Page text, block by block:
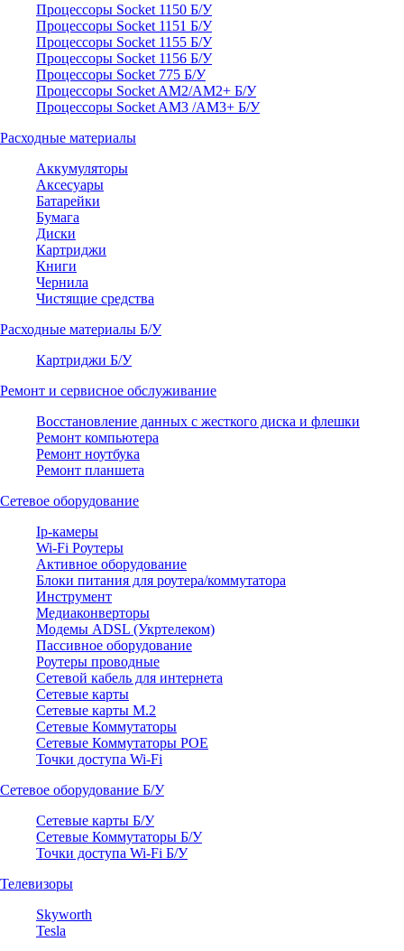
Процессоры Socket 1150 Б/У
Процессоры Socket 1151 Б/У
Процессоры Socket 1155 Б/У
Процессоры Socket 1156 Б/У
Процессоры Socket 775 Б/У
Процессоры Socket AM2/AM2+ Б/У
Процессоры Socket AM3 /AM3+ Б/У
Расходные материалы
Аккумуляторы
Аксесуары
Батарейки
Бумага
Диски
Картриджи
Книги
Чернила
Чистящие средства
Расходные материалы Б/У
Картриджи Б/У
Ремонт и сервисное обслуживание
Восстановление данных с жесткого диска и флешки
Ремонт компьютера
Ремонт ноутбука
Ремонт планшета
Сетевое оборудование
Ip-камеры
Wi-Fi Роутеры
Активное оборудование
Блоки питания для роутера/коммутатора
Инструмент
Медиаконверторы
Модемы ADSL (Укртелеком)
Пассивное оборудование
Роутеры проводные
Сетевой кабель для интернета
Сетевые карты
Сетевые карты M.2
Сетевые Коммутаторы
Сетевые Коммутаторы POE
Точки доступа Wi-Fi
Сетевое оборудование Б/У
Сетевые карты Б/У
Сетевые Коммутаторы Б/У
Точки доступа Wi-Fi Б/У
Телевизоры
Skyworth
Tesla